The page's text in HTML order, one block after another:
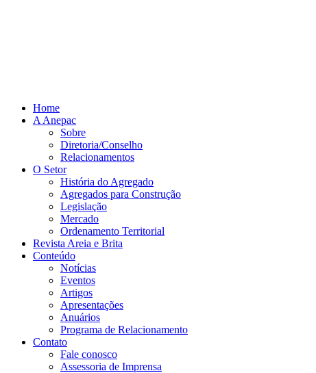
Home
A Anepac
Sobre
Diretoria/Conselho
Relacionamentos
O Setor
História do Agregado
Agregados para Construção
Legislação
Mercado
Ordenamento Territorial
Revista Areia e Brita
Conteúdo
Notícias
Eventos
Artigos
Apresentações
Anuários
Programa de Relacionamento
Contato
Fale conosco
Assessoria de Imprensa